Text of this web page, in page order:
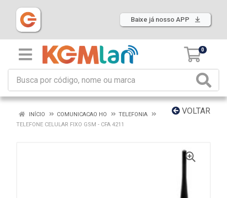
Baixe já nosso APP
0
VOLTAR
INÍCIO COMUNICACAO HO
TELEFONIA
TELEFONE CELULAR FIXO GSM - CFA 4211